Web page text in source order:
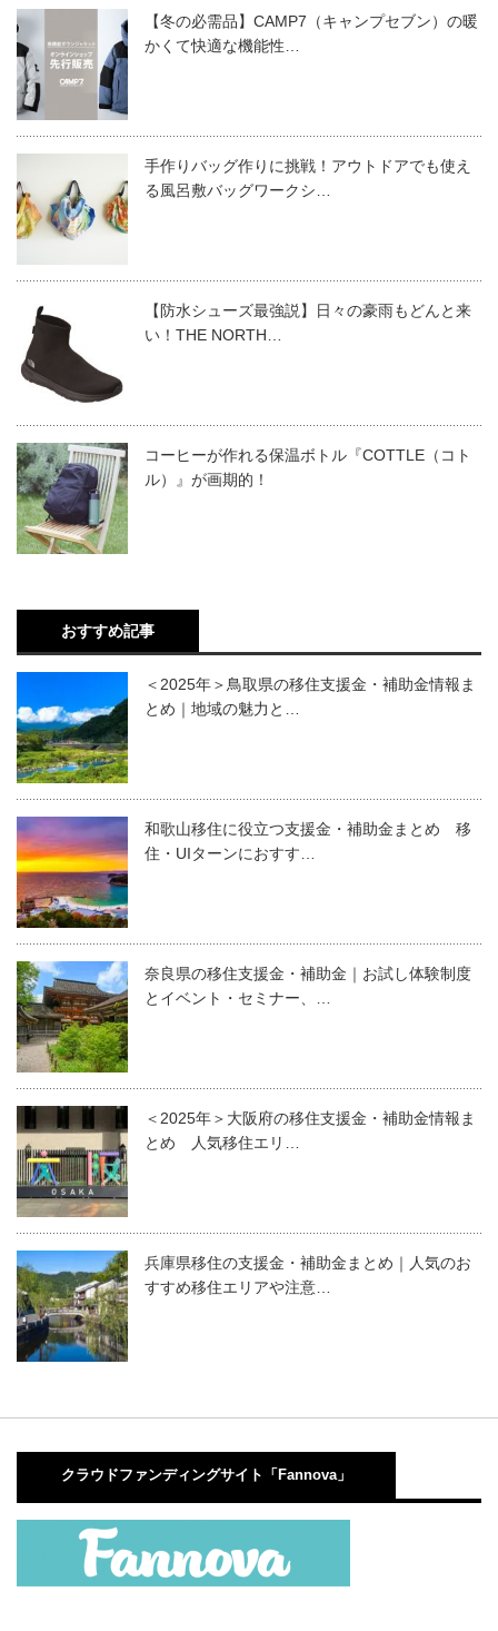
【冬の必需品】CAMP7（キャンプセブン）の暖
かくて快適な機能性…
手作りバッグ作りに挑戦！アウトドアでも使え
る風呂敷バッグワークシ…
【防水シューズ最強説】日々の豪雨もどんと来
い！THE NORTH…
コーヒーが作れる保温ボトル『COTTLE（コト
ル）』が画期的！
おすすめ記事
＜2025年＞鳥取県の移住支援金・補助金情報ま
とめ｜地域の魅力と…
和歌山移住に役立つ支援金・補助金まとめ 移
住・UIターンにおすす…
奈良県の移住支援金・補助金｜お試し体験制度
とイベント・セミナー、…
＜2025年＞大阪府の移住支援金・補助金情報ま
とめ 人気移住エリ…
兵庫県移住の支援金・補助金まとめ｜人気のお
すすめ移住エリアや注意…
クラウドファンディングサイト「Fannova」